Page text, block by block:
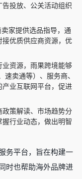
投放、公关活动组织
家提供选品指导，通
优质供应商资源，优
业资源，雨果跨境能够
卖通等）、服务商、
业互联网平台，促进
政策解读、市场趋势分
行业动态，做出明智
务平台，旨在构建一
时也帮助海外品牌进